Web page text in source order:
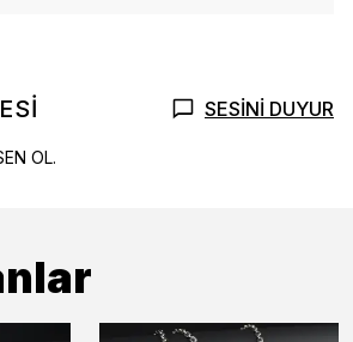
SESİNİ DUYUR
OL.